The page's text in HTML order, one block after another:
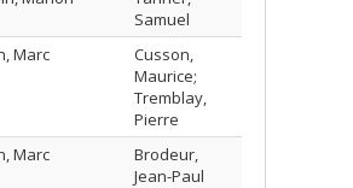
Samuel
Marc
Cusson,
Maurice;
Tremblay,
Pierre
Marc
Brodeur,
Jean-Paul